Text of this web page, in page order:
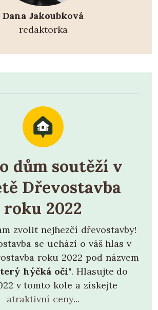
Dana Jakoubková
redaktorka
dům soutěží v
Dřevostavba
roku 2022
zvolit nejhezčí dřevostavby!
se uchází o váš hlas v
roku 2022 pod názvem
hýčká oči". Hlasujte do
v tomto kole a získejte
atraktivní ceny...